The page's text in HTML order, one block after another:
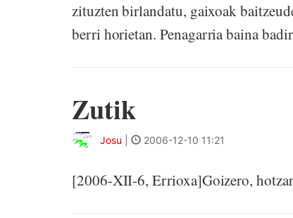
zituzten birlandatu, gaixoak
berri horietan. Penagarria baina
Zutik
Josu 2006-12-10 11:21
[2006-XII-6, Errioxa]Goizero,